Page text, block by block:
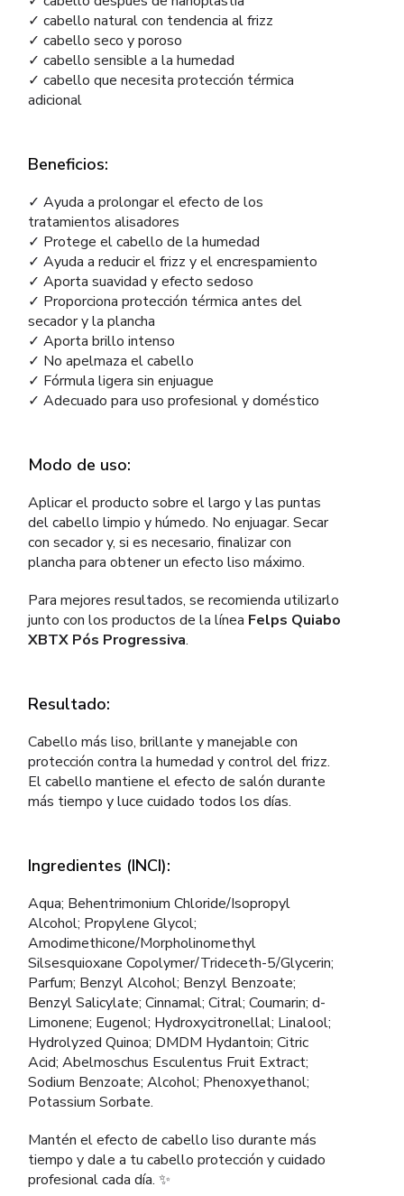
✓ cabello natural con tendencia al frizz
✓ cabello seco y poroso
✓ cabello sensible a la humedad
✓ cabello que necesita protección térmica
adicional
Beneficios:
✓ Ayuda a prolongar el efecto de los
tratamientos alisadores
✓ Protege el cabello de la humedad
✓ Ayuda a reducir el frizz y el encrespamiento
✓ Aporta suavidad y efecto sedoso
✓ Proporciona protección térmica antes del
secador y la plancha
✓ Aporta brillo intenso
✓ No apelmaza el cabello
✓ Fórmula ligera sin enjuague
✓ Adecuado para uso profesional y doméstico
Modo de uso:
Aplicar el producto sobre el largo y las puntas
del cabello limpio y húmedo. No enjuagar. Secar
con secador y, si es necesario, finalizar con
plancha para obtener un efecto liso máximo.
Para mejores resultados, se recomienda utilizarlo
junto con los productos de la línea Felps Quiabo
XBTX Pós Progressiva.
Resultado:
Cabello más liso, brillante y manejable con
protección contra la humedad y control del frizz.
El cabello mantiene el efecto de salón durante
más tiempo y luce cuidado todos los días.
Ingredientes (INCI):
Aqua; Behentrimonium Chloride/Isopropyl
Alcohol; Propylene Glycol;
Amodimethicone/Morpholinomethyl
Silsesquioxane Copolymer/Trideceth-5/Glycerin;
Parfum; Benzyl Alcohol; Benzyl Benzoate;
Benzyl Salicylate; Cinnamal; Citral; Coumarin; d-
Limonene; Eugenol; Hydroxycitronellal; Linalool;
Hydrolyzed Quinoa; DMDM Hydantoin; Citric
Acid; Abelmoschus Esculentus Fruit Extract;
Sodium Benzoate; Alcohol; Phenoxyethanol;
Potassium Sorbate.
Mantén el efecto de cabello liso durante más
tiempo y dale a tu cabello protección y cuidado
profesional cada día. ✨